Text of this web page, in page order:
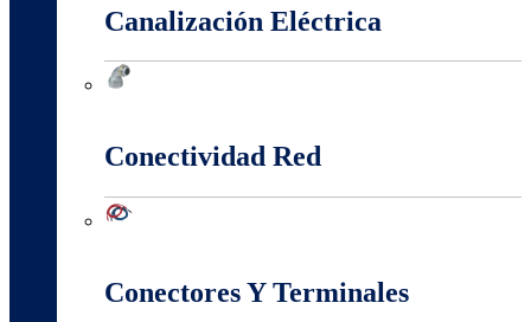
Canalización Eléctrica
Conectividad Red
Conectores Y Terminales